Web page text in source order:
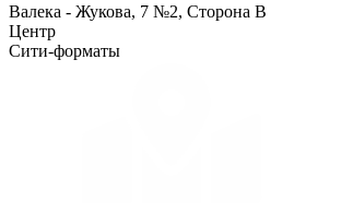
Валека - Жукова, 7 №2, Сторона B
Центр
Сити-форматы